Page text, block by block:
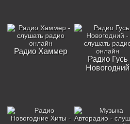
Радио Хаммер
Радио Гусь
Новогодний